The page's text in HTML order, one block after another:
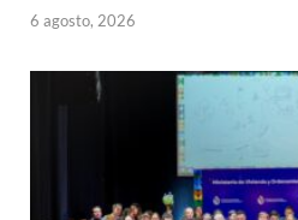
6 agosto, 2026